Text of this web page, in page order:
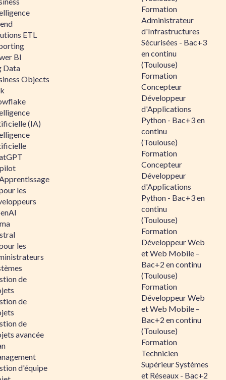
ETL
BI
Data
Objects
(IA)
les
les
de
de
de
avancée
d'équipe
Formation
Administrateur
d'Infrastructures
Sécurisées - Bac+3
en continu
(Toulouse)
Formation
Concepteur
Développeur
d'Applications
Python - Bac+3 en
continu
(Toulouse)
Formation
Concepteur
Développeur
d'Applications
Python - Bac+3 en
continu
(Toulouse)
Formation
Développeur Web
et Web Mobile –
Bac+2 en continu
(Toulouse)
Formation
Développeur Web
et Web Mobile –
Bac+2 en continu
(Toulouse)
Formation
Technicien
Supérieur Systèmes
et Réseaux - Bac+2